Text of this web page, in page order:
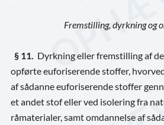
Fremstilling, dyrkning og
§ 11.
Dyrkning eller fremstilling af de
opførte euforiserende stoffer,
af sådanne euforiserende stoffer
et andet stof eller ved isolering fra
råmaterialer, samt omdannelse af